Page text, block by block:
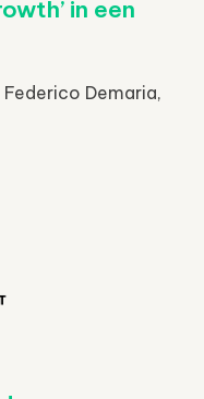
in een
Demaria,